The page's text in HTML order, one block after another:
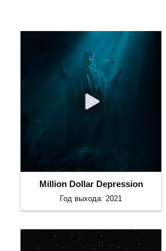
Million Dollar Depression
Год выхода: 2021